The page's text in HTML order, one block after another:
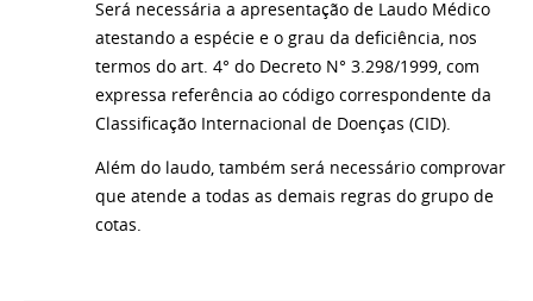
Será necessária a apresentação de Laudo Médico
atestando a espécie e o grau da deficiência, nos
termos do art. 4° do Decreto N° 3.298/1999, com
expressa referência ao código correspondente da
Classificação Internacional de Doenças (CID).
Além do laudo, também será necessário comprovar
que atende a todas as demais regras do grupo de
cotas.